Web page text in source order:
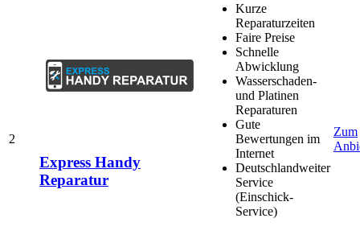
2
Express Handy
Reparatur
Kurze
Reparaturzeiten
Faire Preise
Schnelle
Abwicklung
Wasserschaden-
und Platinen
Reparaturen
Gute
Bewertungen im
Internet
Deutschlandweiter
Service
(Einschick-
Service)
Zum